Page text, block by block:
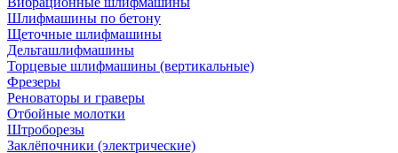
Шлифмашины по бетону
Щеточные шлифмашины
Дельташлифмашины
Торцевые шлифмашины (вертикальные)
Фрезеры
Реноваторы и граверы
Отбойные молотки
Штроборезы
Заклёпочники (электрические)